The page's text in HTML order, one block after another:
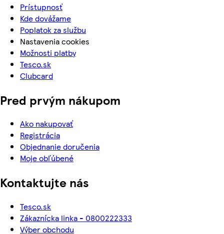
Prístupnosť
Kde dovážame
Poplatok za službu
Nastavenia cookies
Možnosti platby
Tesco.sk
Clubcard
Pred prvým nákupom
Ako nakupovať
Registrácia
Objednanie doručenia
Moje obľúbené
Kontaktujte nás
Tesco.sk
Zákaznícka linka - 0800222333
Výber obchodu